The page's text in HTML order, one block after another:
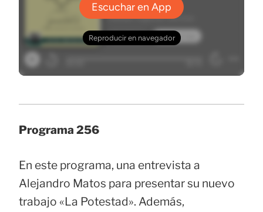
Programa 256
En este programa, una entrevista a
Alejandro Matos para presentar su nuevo
trabajo «La Potestad». Además,